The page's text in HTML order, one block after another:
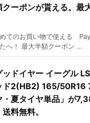
クーポンが貰える。最
てのお買い物で使える
へ！ 最大半額クーポン ...
ッドイヤー イーグル
ド2(HB2) 165/50R16
・夏タイヤ単品」が
料無料。